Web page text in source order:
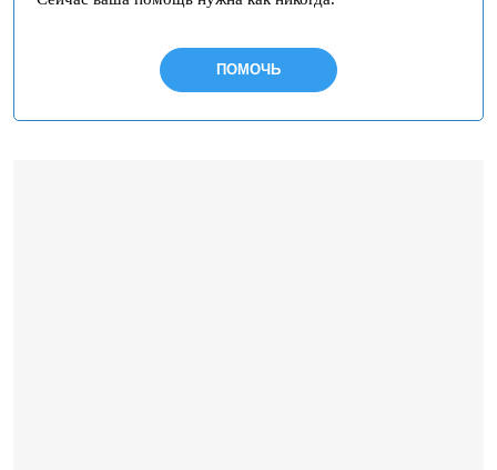
ПОМОЧЬ